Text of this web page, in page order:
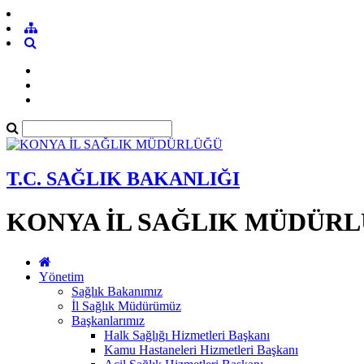
T.C. SAĞLIK BAKANLIĞI
KONYA İL SAĞLIK
Yönetim
Sağlık Bakanımız
İl Sağlık Müdürümüz
Başkanlarımız
Halk Sağlığı Hizmetleri Başkanı
Kamu Hastaneleri Hizmetleri Başkanı